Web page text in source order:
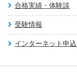
合格実績・体験談
受験情報
インターネット申込